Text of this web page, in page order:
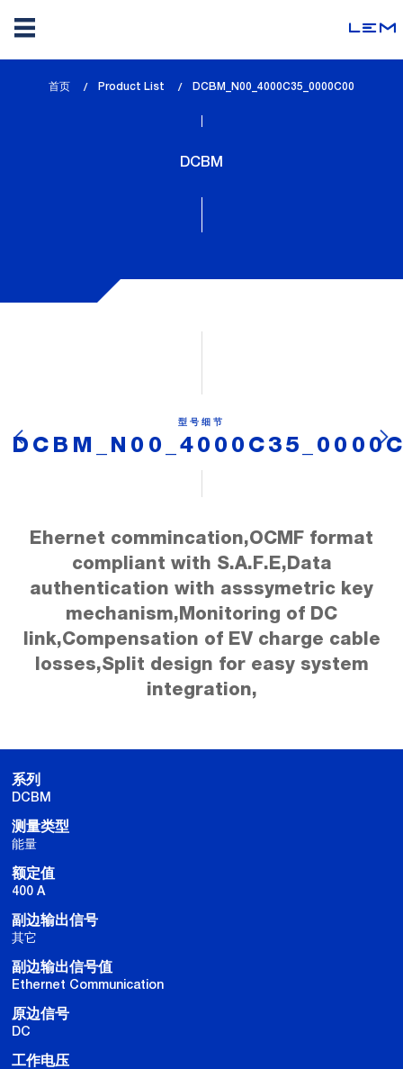
首页 Product List
lem_current_page
DCBM_N00_4000C35_0000C00
DCBM
型号细节
Ehernet commincation,OCMF format
compliant with S.A.F.E,Data
authentication with asssymetric key
mechanism,Monitoring of DC
link,Compensation of EV charge cable
losses,Split design for easy system
integration,
系列
DCBM
测量类型
能量
额定值
400 A
副边输出信号
其它
副边输出信号值
Ethernet Communication
原边信号
DC
工作电压